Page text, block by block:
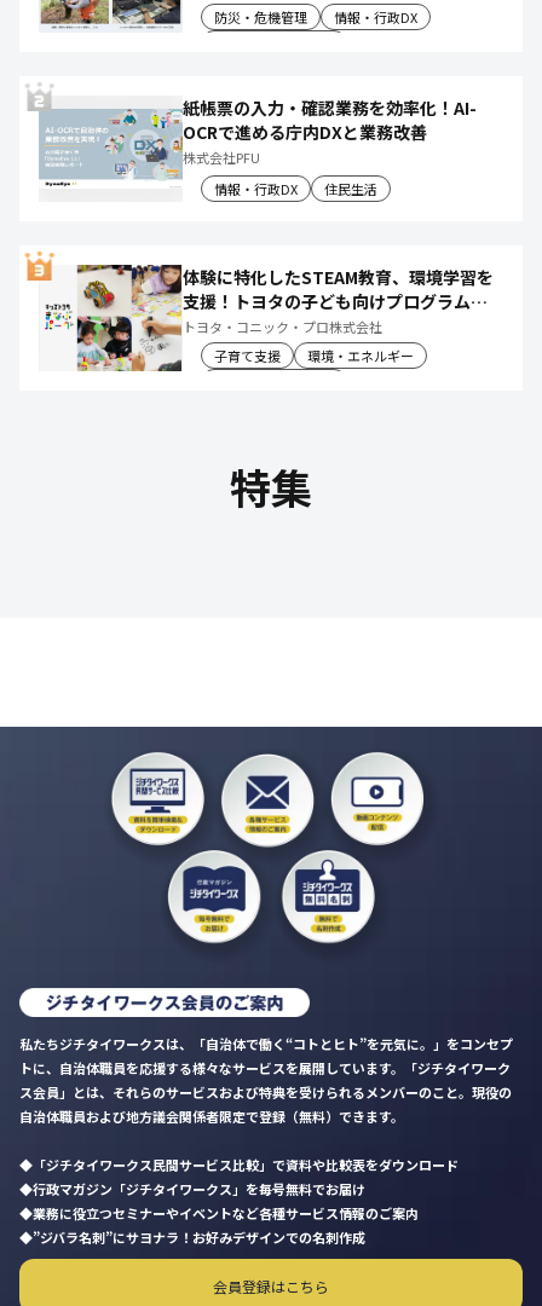
防災・危機管理
情報・行政DX
紙帳票の入力・確認業務を効率化！AI-
OCRで進める庁内DXと業務改善
株式会社PFU
情報・行政DX
住民生活
体験に特化したSTEAM教育、環境学習を
支援！トヨタの子ども向けプログラムで
社会や将来について楽しく学べる体験機
会を創出
トヨタ・コニック・プロ株式会社
子育て支援
環境・エネルギー
特集
私たちジチタイワークスは、「自治体で働く“コトとヒト”を元気に。」をコンセプ
トに、自治体職員を応援する様々なサービスを展開しています。「ジチタイワーク
ス会員」とは、それらのサービスおよび特典を受けられるメンバーのこと。現役の
自治体職員および地方議会関係者限定で登録（無料）できます。
「ジチタイワークス民間サービス比較」で資料や比較表をダウンロード
行政マガジン「ジチタイワークス」を毎号無料でお届け
業務に役立つセミナーやイベントなど各種サービス情報のご案内
”ジバラ名刺”にサヨナラ！お好みデザインでの名刺作成
会員登録はこちら